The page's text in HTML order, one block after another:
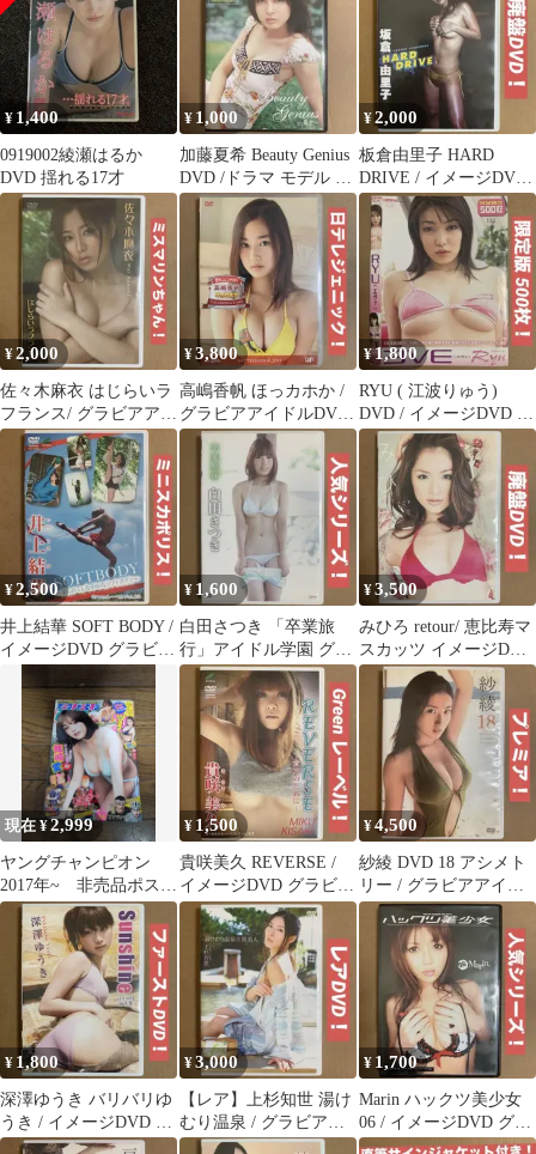
¥ 1,400
0919002綾瀬はるか
DVD 揺れる17才
¥ 1,000
加藤夏希 Beauty Genius
DVD /ドラマ モデル グ
ラビアアイドル
¥2,000
板倉由里子 HARD
DRIVE / イメージDVD
グラビアアイドルDVD
¥2,000
佐々木麻衣 はじらいラ
フランス/ グラビアアイ
ドルDVD 着エロ イメ
ージDVD
¥3,800
高嶋香帆 ほっカホか /
グラビアアイドルDVD
着エロDVD イメージ
DVD
¥1,800
RYU ( 江波りゅう)
DVD / イメージDVD グ
ラビアアイドルDVD
¥2,500
井上結華 SOFT BODY /
イメージDVD グラビア
¥ 1,600
白田さつき 「卒業旅
行」アイドル学園 グラ
ビアアイドルDVD イメ
ージDVD
¥3,500
みひろ retour/ 恵比寿マ
スカッツ イメージDVD
グラビアアイドルDVD
現在 ¥2,999
ヤングチャンピオン
2017年~ 非売品ポスタ
ー未使用 ⚠雑誌の
み 篠崎愛
¥ 1,500
貴咲美久 REVERSE /
イメージDVD グラビア
アイドルDVD グラドル
¥4,500
紗綾 DVD 18 アシメト
リー / グラビアアイド
ルDVD イメージDVD
¥ 1,800
深澤ゆうき バリバリゆ
うき / イメージDVD グ
ラビアアイドルDVD
¥3,000
【レア】上杉知世 湯け
むり温泉 / グラビアア
イドルDVD イメージ
¥ 1,700
Marin ハックツ美少女
06 / イメージDVD グラ
ビアアイドルDVD